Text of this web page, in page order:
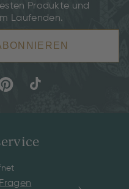
Produkte und
Laufenden.